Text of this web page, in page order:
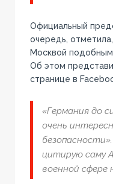
Официальный
очередь,
Москвой подобным
Об этом
странице в
«Германия до
очень
цитирую саму
военной